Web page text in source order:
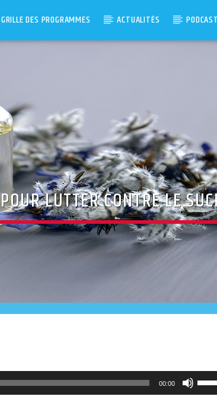
DES PROGRAMMES ACTUALITÉS
LUTTER CONTRE LE
00:00
les